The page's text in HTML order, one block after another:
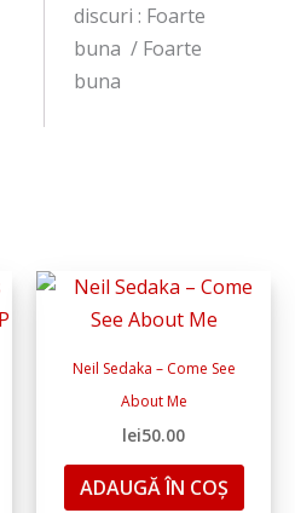
discuri : Foarte
buna / Foarte
buna
Neil Sedaka – Come See
About Me
lei50.00
ADAUGĂ ÎN COȘ